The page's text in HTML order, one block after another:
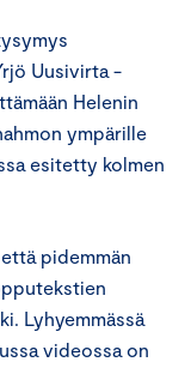
Uusivirta -
Helenin
ympärille
esitetty kolmen
pidemmän
Lyhyemmässä
videossa on